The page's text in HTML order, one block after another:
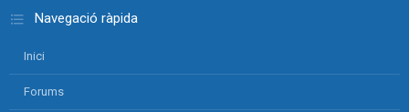
Navegació ràpida
Inici
Forums